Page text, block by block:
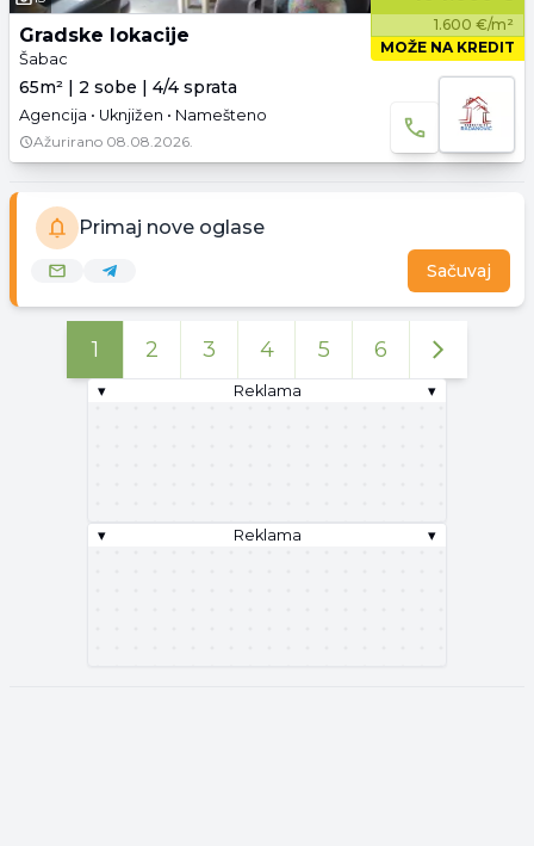
1.600 €/m²
MOŽE NA KREDIT
Gradske lokacije
Šabac
65m² | 2 sobe | 4/4 sprata
Agencija • Uknjižen • Namešteno
Ažurirano 08.08.2026.
Primaj nove oglase
Sačuvaj
1 2 3 4 5 6
▾ Reklama ▾
▾ Reklama ▾